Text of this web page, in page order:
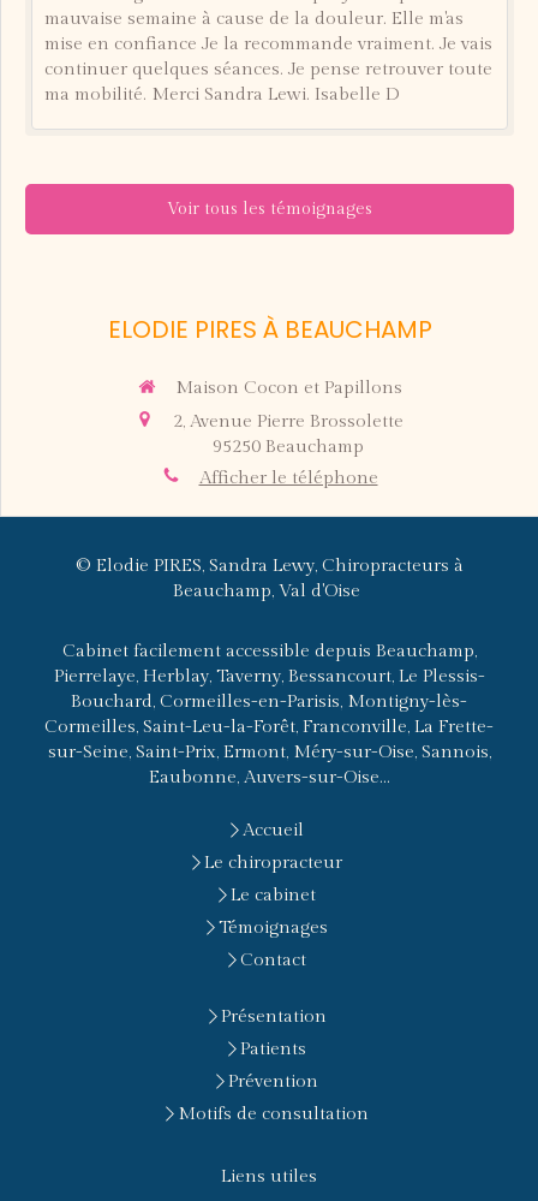
mauvaise semaine à cause de la douleur. Elle m'as
mise en confiance Je la recommande vraiment. Je vais
continuer quelques séances. Je pense retrouver toute
ma mobilité. Merci Sandra Lewi. Isabelle D
Voir tous les témoignages
ELODIE PIRES À BEAUCHAMP
Maison Cocon et Papillons
2, Avenue Pierre Brossolette
95250 Beauchamp
Afficher le téléphone
© Elodie PIRES, Sandra Lewy, Chiropracteurs à
Beauchamp, Val d'Oise
Cabinet facilement accessible depuis Beauchamp,
Pierrelaye, Herblay, Taverny, Bessancourt, Le Plessis-
Bouchard, Cormeilles-en-Parisis, Montigny-lès-
Cormeilles, Saint-Leu-la-Forêt, Franconville, La Frette-
sur-Seine, Saint-Prix, Ermont, Méry-sur-Oise, Sannois,
Eaubonne, Auvers-sur-Oise...
Accueil
Le chiropracteur
Le cabinet
Témoignages
Contact
Présentation
Patients
Prévention
Motifs de consultation
Liens utiles